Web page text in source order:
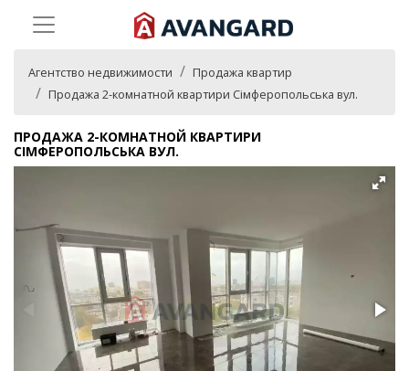
Агентство недвижимости
Продажа квартир
Продажа 2-комнатной квартири Сімферопольська вул.
ПРОДАЖА 2-КОМНАТНОЙ КВАРТИРИ
СІМФЕРОПОЛЬСЬКА ВУЛ.